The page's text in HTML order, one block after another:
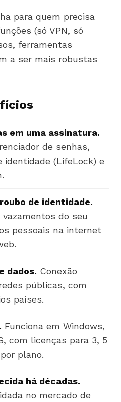
para quem precisa
(só VPN, só
ferramentas
a ser mais robustas
em uma assinatura.
de senhas,
identidade (LifeLock) e
de identidade.
do seu
pessoais na internet
dados. Conexão
públicas, com
países.
Funciona em Windows,
com licenças para 3, 5
plano.
há décadas.
no mercado de